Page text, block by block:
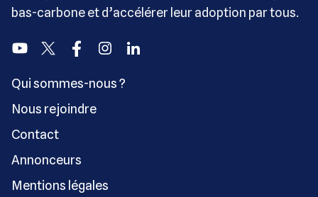
bas-carbone et d’accélérer leur adoption par tous.
YoutubeTwitter FacebookInstagramLinkedin
Qui sommes-nous ?
Nous rejoindre
Contact
Annonceurs
Mentions légales